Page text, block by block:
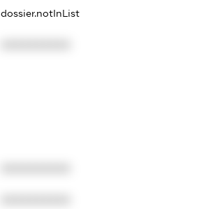
dossier.notInList